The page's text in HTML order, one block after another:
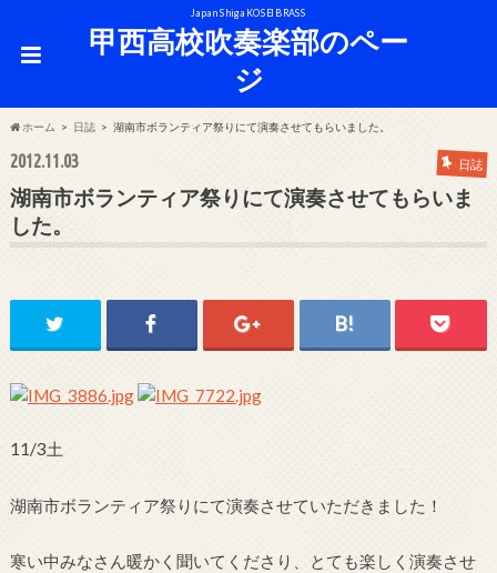
Japan Shiga KOSEI BRASS
甲西高校吹奏楽部のペー
ジ
ホーム 日誌 湖南市ボランティア祭りにて演奏させてもらいました。
2012.11.03 日誌
湖南市ボランティア祭りにて演奏させてもらいま
した。
11/3土
湖南市ボランティア祭りにて演奏させていただきました！
寒い中みなさん暖かく聞いてくださり、とても楽しく演奏させ